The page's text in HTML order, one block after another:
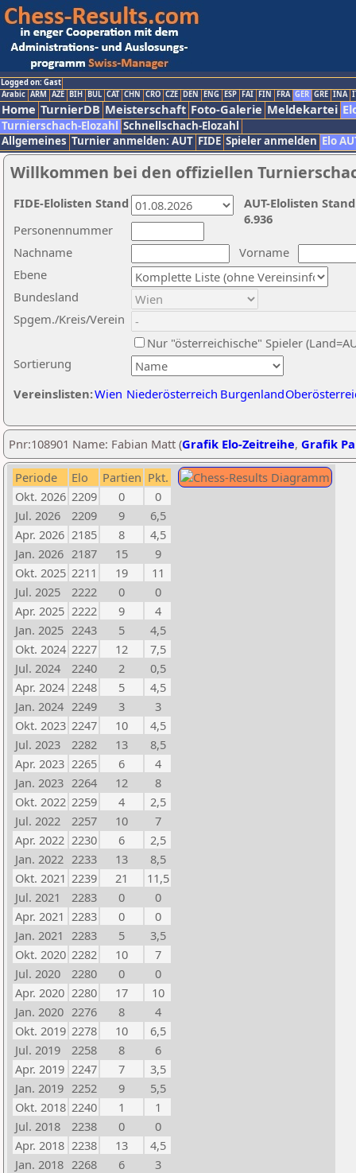
Logged on: Gast
Arabic ARM AZE BIH BUL CAT CHN CRO CZE DEN ENG ESP FAI FIN FRA GER GRE INA
Home TurnierDB Meisterschaft Foto-Galerie Meldekartei
Turnierschach-Elozahl Schnellschach-Elozahl
Allgemeines Turnier anmelden: AUT FIDE Spieler anmelden Elo
Willkommen bei den offiziellen
Nachname
Vorname
Ebene
Sortierung
Personennummer
Bundesland
Spgem./Kreis/Verein
Nur "österreichische" Spieler
Vereinslisten:Wien Niederösterreich Burgenland
AUT-Elolisten
6.936
FIDE-Elolisten Stand
Pnr:108901 Name: Fabian Matt (Grafik Elo-Zeitreihe, Grafik
Periode Elo Partien Pkt.
Okt. 2026 2209 0
0
Jul. 2026
2209 9
6,5
Apr. 2026 2185 8
4,5
Jan. 2026 2187 15
9
Okt. 2025 2211 19
11
Jul. 2025
2222 0
0
Apr. 2025 2222 9
4
Jan. 2025 2243 5
4,5
Okt. 2024 2227 12
7,5
Jul. 2024
2240 2
0,5
Apr. 2024 2248 5
4,5
Jan. 2024 2249 3
3
Okt. 2023 2247 10
4,5
Jul. 2023
2282 13
8,5
Apr. 2023 2265 6
4
Jan. 2023 2264 12
8
Okt. 2022 2259 4
2,5
Jul. 2022
2257 10
7
Apr. 2022 2230 6
2,5
Jan. 2022 2233 13
8,5
Okt. 2021 2239 21
11,5
Jul. 2021
2283 0
0
Apr. 2021 2283 0
0
Jan. 2021 2283 5
3,5
Okt. 2020 2282 10
7
Jul. 2020
2280 0
0
Apr. 2020 2280 17
10
Jan. 2020 2276 8
4
Okt. 2019 2278 10
6,5
Jul. 2019
2258 8
6
Apr. 2019 2247 7
3,5
Jan. 2019 2252 9
5,5
Okt. 2018 2240 1
1
Jul. 2018
2238 0
0
Apr. 2018 2238 13
4,5
Jan. 2018 2268 6
3